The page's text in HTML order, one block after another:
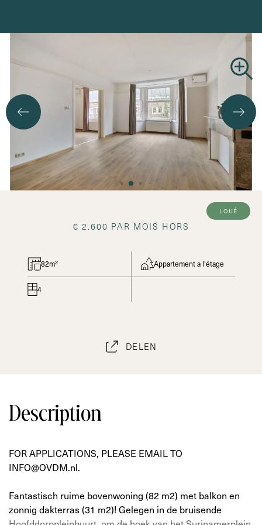
loué
€ 2.600 PAR MOIS HORS
82m² Appartement a l'étage
4
DELEN
Description
FOR APPLICATIONS, PLEASE EMAIL TO
INFO@OVDM.nl.
Fantastisch ruime bovenwoning (82 m2) met balkon en
zonnig dakterras (31 m2)! Gelegen in de bruisende